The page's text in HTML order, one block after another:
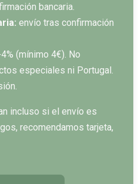
bancaria.
envío tras confirmación
(mínimo 4€). No
especiales ni Portugal.
incluso si el envío es
recomendamos tarjeta,